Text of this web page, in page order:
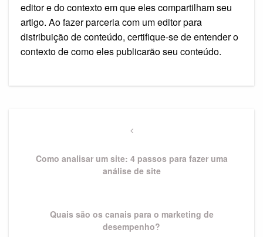
editor e do contexto em que eles compartilham seu
artigo. Ao fazer parceria com um editor para
distribuição de conteúdo, certifique-se de entender o
contexto de como eles publicarão seu conteúdo.
Previous
Como analisar um site: 4 passos para fazer uma
análise de site
Quais são os canais para o marketing de
desempenho?